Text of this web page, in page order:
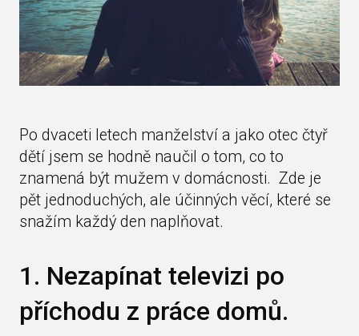
Po dvaceti letech manželství a jako otec čtyř
dětí jsem se hodně naučil o tom, co to
znamená být mužem v domácnosti. Zde je
pět jednoduchých, ale účinných věcí, které se
snažím každý den naplňovat.
1. Nezapínat televizi po
příchodu z práce domů.